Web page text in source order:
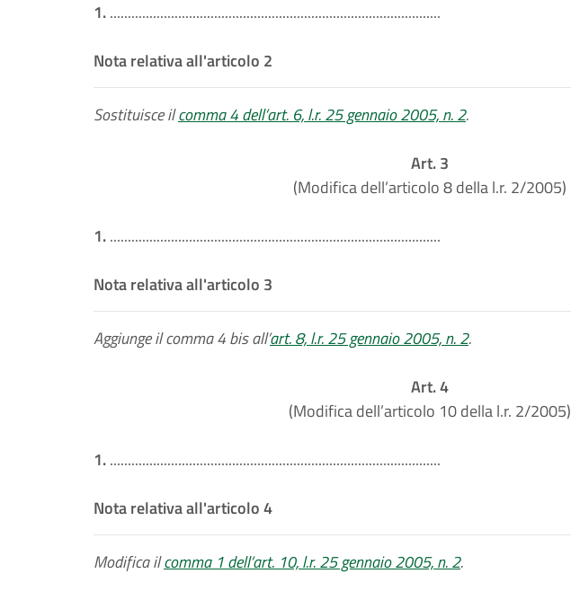
1.............................................................................................
Nota relativa all'articolo 2
Sostituisce ilcomma 4 dell’art. 6, l.r. 25 gennaio 2005, n. 2.
Art. 3
(Modifica dell’articolo 8 della l.r. 2/2005)
1.............................................................................................
Nota relativa all'articolo 3
Aggiunge il comma 4 bis all’art. 8, l.r. 25 gennaio 2005, n. 2.
Art. 4
(Modifica dell’articolo 10 della l.r. 2/2005)
1.............................................................................................
Nota relativa all'articolo 4
Modifica ilcomma 1 dell’art. 10, l.r. 25 gennaio 2005, n. 2.